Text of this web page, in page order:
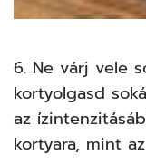
6. Ne várj vele
kortyolgasd
az
kortyara, mint